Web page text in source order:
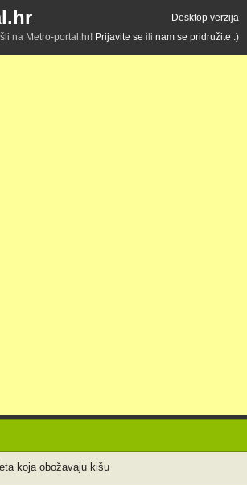
Desktop verzija
na Metro-portal.hr! Prijavite se ili nam se pridružite :)
koja obožavaju kišu